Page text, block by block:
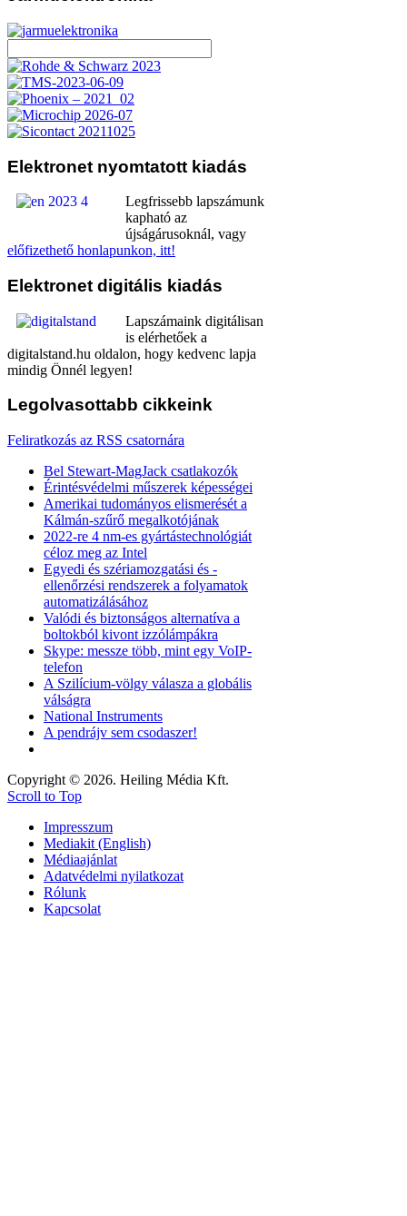
Elektronet nyomtatott kiadás
Legfrissebb lapszámunk
kapható az
újságárusoknál, vagy
előfizethető honlapunkon, itt!
Elektronet digitális kiadás
Lapszámaink digitálisan
is elérhetőek a
digitalstand.hu oldalon, hogy kedvenc lapja
mindig Önnél legyen!
Legolvasottabb cikkeink
Feliratkozás az RSS csatornára
Bel Stewart-MagJack csatlakozók
Érintésvédelmi műszerek képességei
Amerikai tudományos elismerését a
Kálmán-szűrő megalkotójának
2022-re 4 nm-es gyártástechnológiát
céloz meg az Intel
Egyedi és szériamozgatási és -
ellenőrzési rendszerek a folyamatok
automatizálásához
Valódi és biztonságos alternatíva a
boltokból kivont izzólámpákra
Skype: messze több, mint egy VoIP-
telefon
A Szilícium-völgy válasza a globális
válságra
National Instruments
A pendrájv sem csodaszer!
Copyright © 2026. Heiling Média Kft.
Scroll to Top
Impresszum
Mediakit (English)
Médiaajánlat
Adatvédelmi nyilatkozat
Rólunk
Kapcsolat